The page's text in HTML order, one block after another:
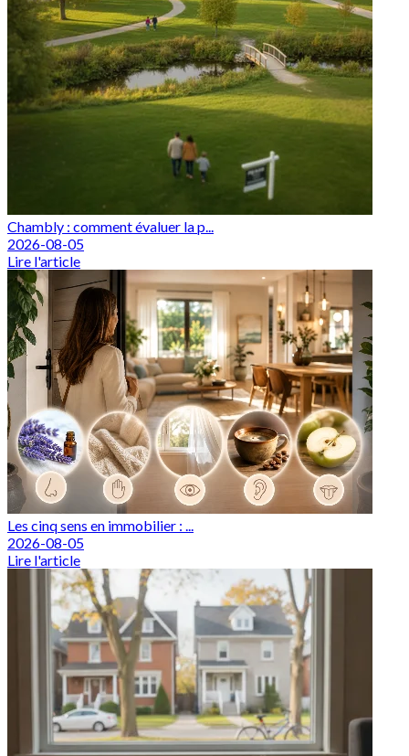
Chambly : comment évaluer la p...
2026-08-05
Lire l'article
Les cinq sens en immobilier : ...
2026-08-05
Lire l'article